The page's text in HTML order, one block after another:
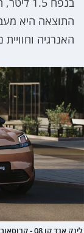
התוצאה היא
האנרגיה
לינק אנד קו 08 - קרוסאובר פלאג-אין מתחרה ל-וולוו XC60.